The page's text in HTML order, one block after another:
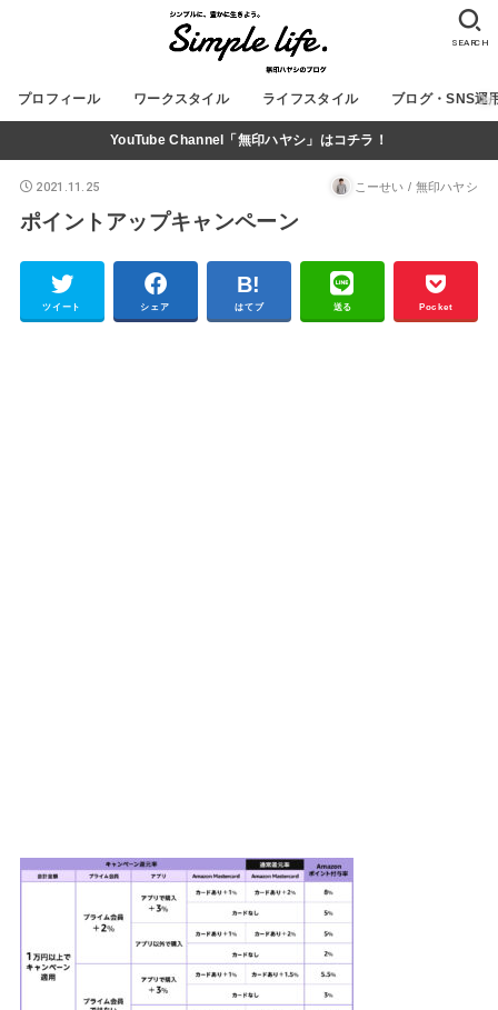
プロフィール ワークスタイル ライフスタイル ブログ・SNS運
SEARCH
YouTube Channel「無印ハヤシ」はコチラ！
2021.11.25 こーせい / 無印ハヤシ
ポイントアップキャンペーン
ツイート シェア はてブ 送る Pocket